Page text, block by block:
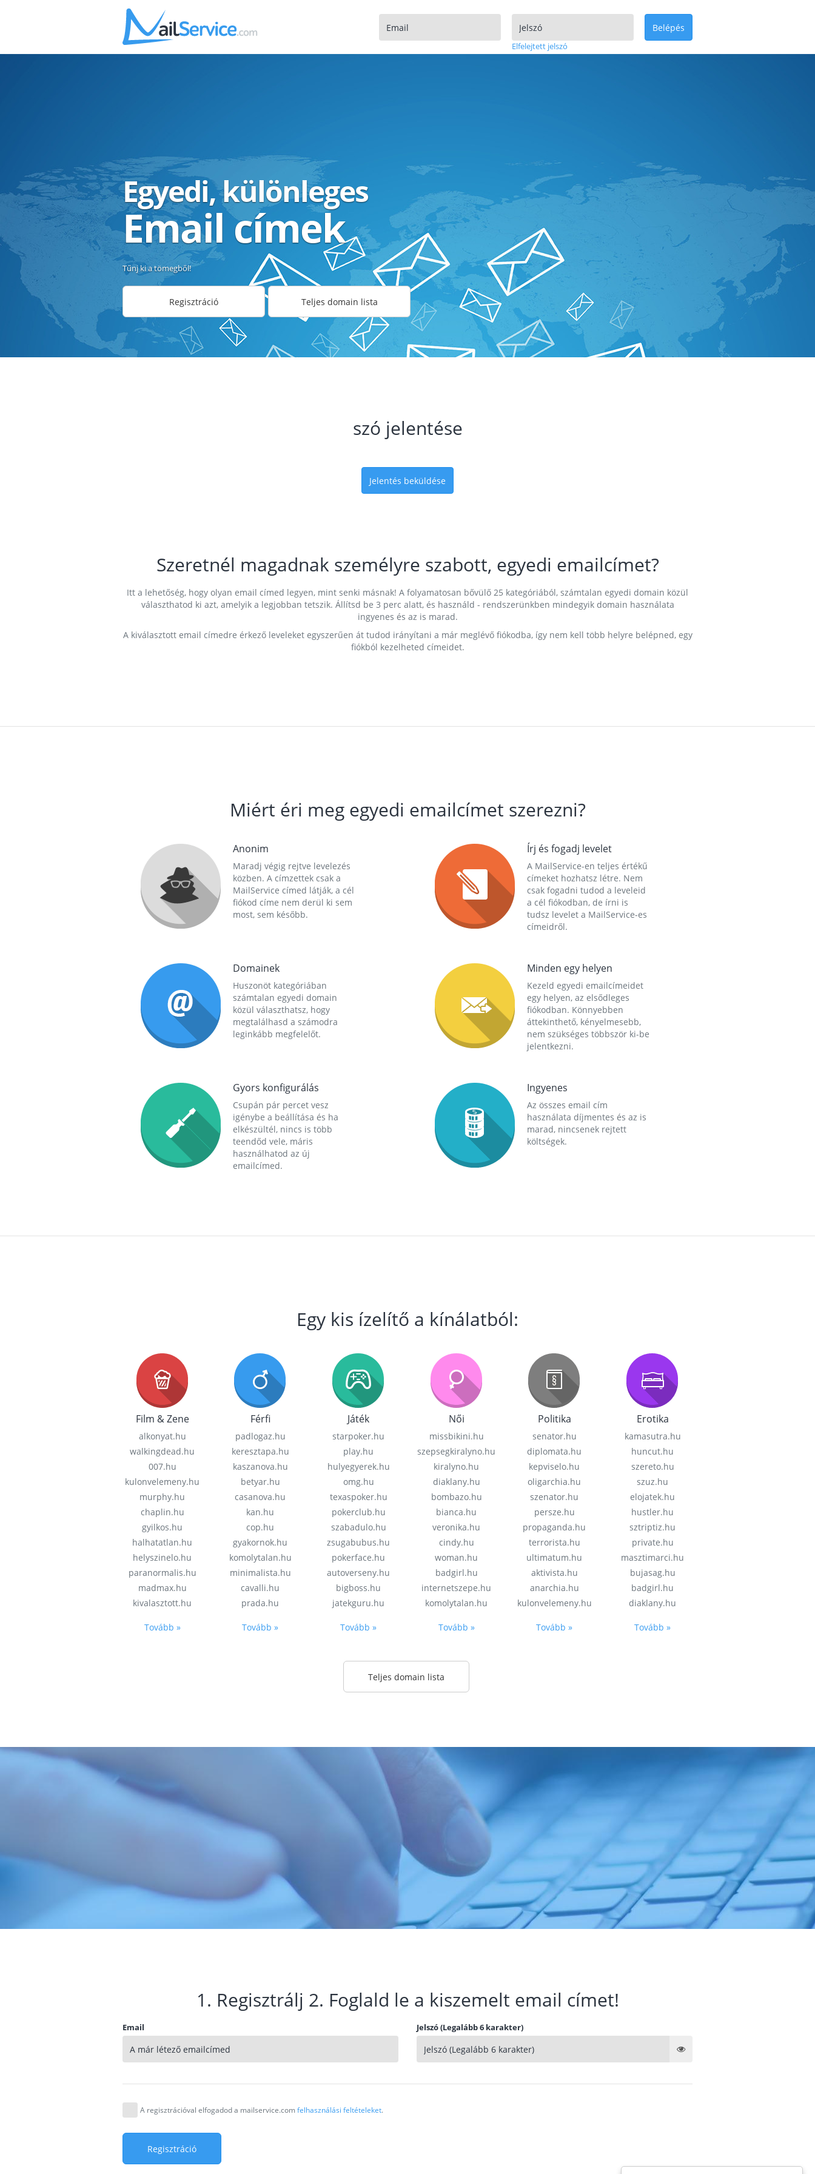
Elfelejtett jelszó
Belépés
Egyedi, különleges
Email címek
Tűnj ki a tömegből!
Regisztráció Teljes domain lista
szó jelentése
Jelentés beküldése
Szeretnél magadnak személyre szabott, egyedi emailcímet?
Itt a lehetőség, hogy olyan email címed legyen, mint senki másnak! A folyamatosan bővülő 25 kategóriából, számtalan egyedi domain közül
választhatod ki azt, amelyik a legjobban tetszik. Állítsd be 3 perc alatt, és használd - rendszerünkben mindegyik domain használata
ingyenes és az is marad.
A kiválasztott email címedre érkező leveleket egyszerűen át tudod irányítani a már meglévő fiókodba, így nem kell több helyre belépned, egy
fiókból kezelheted címeidet.
Miért éri meg egyedi emailcímet szerezni?
Anonim
Maradj végig rejtve levelezés
közben. A címzettek csak a
MailService címed látják, a cél
fiókod címe nem derül ki sem
most, sem később.
Írj és fogadj levelet
A MailService-en teljes értékű
címeket hozhatsz létre. Nem
csak fogadni tudod a leveleid
a cél fiókodban, de írni is
tudsz levelet a MailService-es
címeidről.
Domainek
Huszonöt kategóriában
számtalan egyedi domain
közül választhatsz, hogy
megtalálhasd a számodra
leginkább megfelelőt.
Minden egy helyen
Kezeld egyedi emailcímeidet
egy helyen, az elsődleges
fiókodban. Könnyebben
áttekinthető, kényelmesebb,
nem szükséges többször ki-be
jelentkezni.
Gyors konfigurálás
Csupán pár percet vesz
igénybe a beállítása és ha
elkészültél, nincs is több
teendőd vele, máris
használhatod az új
emailcímed.
Ingyenes
Az összes email cím
használata díjmentes és az is
marad, nincsenek rejtett
költségek.
Egy kis ízelítő a kínálatból:
Film & Zene
alkonyat.hu
walkingdead.hu
007.hu
kulonvelemeny.hu
murphy.hu
chaplin.hu
gyilkos.hu
halhatatlan.hu
helyszinelo.hu
paranormalis.hu
madmax.hu
kivalasztott.hu
Tovább »
Férfi
padlogaz.hu
keresztapa.hu
kaszanova.hu
betyar.hu
casanova.hu
kan.hu
cop.hu
gyakornok.hu
komolytalan.hu
minimalista.hu
cavalli.hu
prada.hu
Tovább »
Játék
starpoker.hu
play.hu
hulyegyerek.hu
omg.hu
texaspoker.hu
pokerclub.hu
szabadulo.hu
zsugabubus.hu
pokerface.hu
autoverseny.hu
bigboss.hu
jatekguru.hu
Tovább »
Női
missbikini.hu
szepsegkiralyno.hu
kiralyno.hu
diaklany.hu
bombazo.hu
bianca.hu
veronika.hu
cindy.hu
woman.hu
badgirl.hu
internetszepe.hu
komolytalan.hu
Tovább »
Politika
senator.hu
diplomata.hu
kepviselo.hu
oligarchia.hu
szenator.hu
persze.hu
propaganda.hu
terrorista.hu
ultimatum.hu
aktivista.hu
anarchia.hu
kulonvelemeny.hu
Tovább »
Erotika
kamasutra.hu
huncut.hu
szereto.hu
szuz.hu
elojatek.hu
hustler.hu
sztriptiz.hu
private.hu
masztimarci.hu
bujasag.hu
badgirl.hu
diaklany.hu
Tovább »
Teljes domain lista
1. Regisztrálj 2. Foglald le a kiszemelt email címet!
Email Jelszó (Legalább 6 karakter)
A regisztrációval elfogadod a mailservice.comfelhasználási feltételeket.
Regisztráció